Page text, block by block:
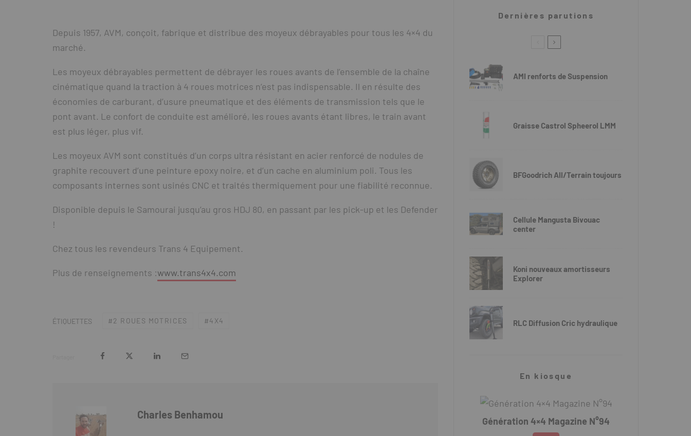
Depuis 1957, AVM, conçoit, fabrique et distribue des moyeux débrayables pour tous les 4×4 du
marché.
Les moyeux débrayables permettent de débrayer les roues avants de l’ensemble de la chaîne
cinématique quand la traction à 4 roues motrices n’est pas indispensable. Il en résulte des
économies de carburant, d’usure pneumatique et des éléments de transmission tels que le
pont avant. Le confort de conduite est amélioré, les roues avants étant libres, le train avant
est plus léger, plus vif.
Les moyeux AVM sont constitués d’un corps ultra résistant en acier renforcé de nodules de
graphite recouvert d’une peinture epoxy noire, et d’un cache en aluminium poli. Tous les
composants internes sont usinés CNC et traités thermiquement pour une fiabilité reconnue.
Disponible depuis le Samourai jusqu’au gros HDJ 80, en passant par les pick-up et les Defender
!
Chez tous les revendeurs Trans 4 Equipement.
Plus de renseignements :www.trans4x4.com
ÉTIQUETTES 2 ROUES MOTRICES 4X4
Charles Benhamou
Dernières parutions
AMI renforts de Suspension
Graisse Castrol Spheerol LMM
BFGoodrich All/Terrain toujours
Cellule Mangusta Bivouac
center
Koni nouveaux amortisseurs
Explorer
RLC Diffusion Cric hydraulique
En kiosque
Génération 4×4 Magazine N°94